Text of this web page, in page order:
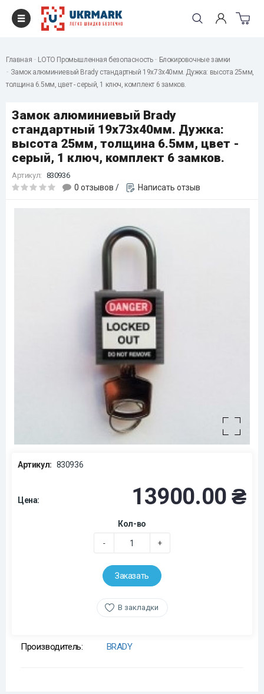
Главная LOTO Промышленная безопасность
Блокировочные замки
Замок алюминиевый Brady стандартный 19х73х40мм. Дужка: высота 25мм,
толщина 6.5мм, цвет - серый, 1 ключ, комплект 6 замков.
Замок алюминиевый Brady
стандартный 19х73х40мм. Дужка:
высота 25мм, толщина 6.5мм, цвет -
серый, 1 ключ, комплект 6 замков.
Артикул: 830936
0 отзывов / Написать отзыв
Артикул: 830936
Цена: 13900.00 ₴
Кол-во
- +
Заказать
В закладки
Производитель: BRADY